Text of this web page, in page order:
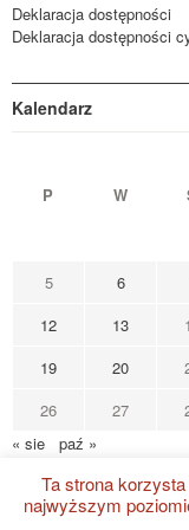
Deklaracja dostępności
Deklaracja dostępności
Kalendarz
P
W
5
6
12
13
19
20
26
27
« sie
paź »
Strzelecki Ośrodek
Ta strona
najwyższym